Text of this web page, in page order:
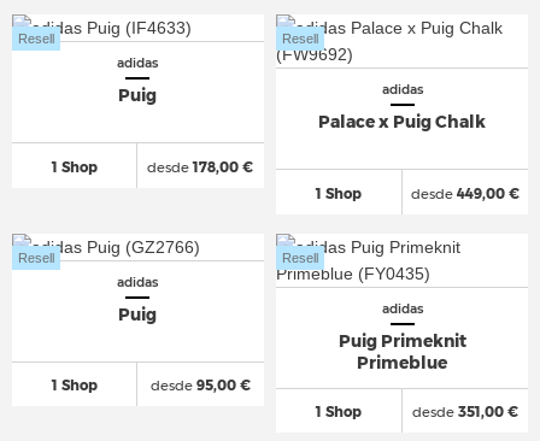
adidas
Puig
1 Shop
Resell
desde178,00 €
adidas
Palace x Puig Chalk
1 Shop
Resell
desde449,00 €
adidas
Puig
1 Shop
Resell
desde95,00 €
adidas
Puig Primeknit
Primeblue
1 Shop
Resell
desde351,00 €